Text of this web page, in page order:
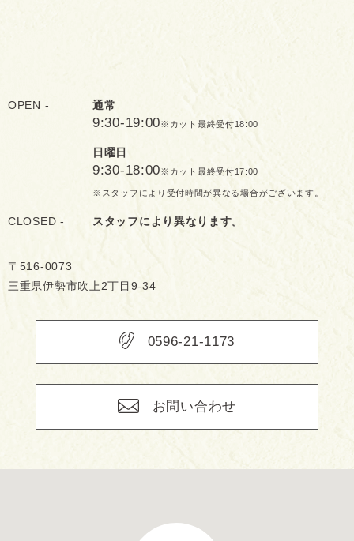
OPEN - 通常
9:30-19:00※カット最終受付18:00
日曜日
9:30-18:00※カット最終受付17:00
※スタッフにより受付時間が異なる場合がございます。
CLOSED - スタッフにより異なります。
〒516-0073
三重県伊勢市吹上2丁目9-34
0596-21-1173
お問い合わせ